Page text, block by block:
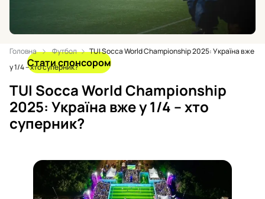
Стати спонсором
Головна Футбол
TUI Socca World Championship 2025: Україна вже
у 1/4 – хто суперник?
TUI Socca World Championship
2025: Україна вже у 1/4 – хто
суперник?